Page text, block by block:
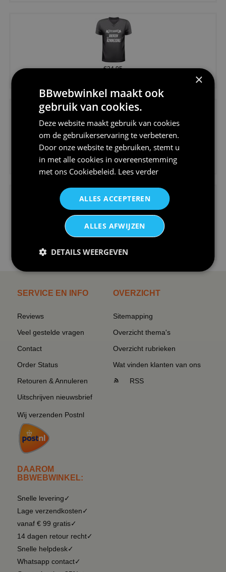
€24,95
€24,95
I love korfbal t-shirt sport s...
SERVICE EN INFO
Reviews
Veel gestelde vragen
Contact
Order Status
Retouren & Annuleren
Uitschrijven nieuwsbrief
Wij verzenden Postnl
DAAROM
BBWEBWINKEL:
Snelle levering✓
Lage verzendkosten✓
vanaf € 99 gratis✓
14 dagen retour recht✓
Snelle helpdesk✓
Whatsapp contact✓
OVERZICHT
Sitemapping
Overzicht thema's
Overzicht rubrieken
Wat vinden klanten van ons
RSS
×
BBwebwinkel maakt ook
gebruik van cookies.
Deze website maakt gebruik van cookies
om de gebruikerservaring te verbeteren.
Door onze website te gebruiken, stemt u
in met alle cookies in overeenstemming
met ons Cookiebeleid. Lees verder
ALLES ACCEPTEREN
ALLES AFWIJZEN
DETAILS WEERGEVEN